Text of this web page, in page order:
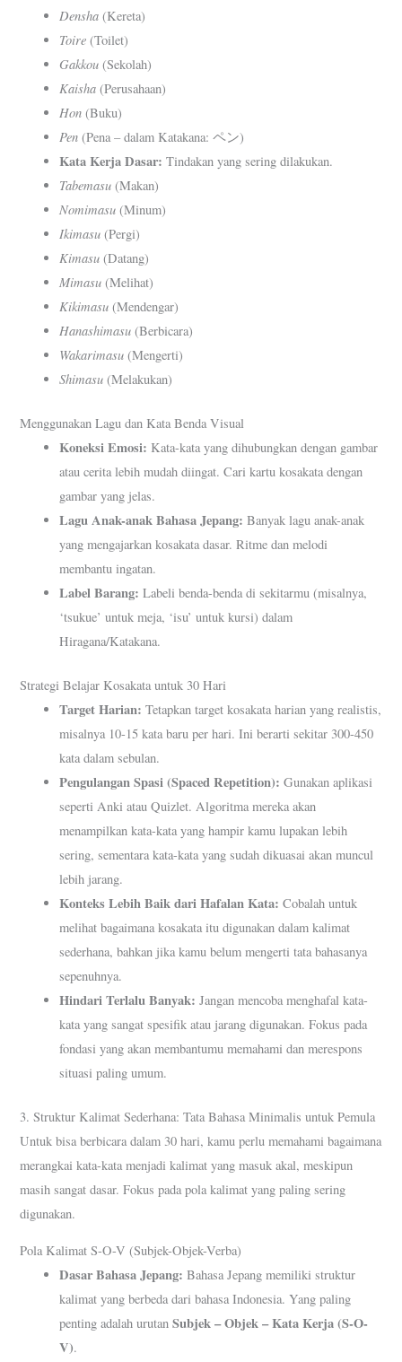
Densha (Kereta)
Toire (Toilet)
Gakkou (Sekolah)
Kaisha (Perusahaan)
Hon (Buku)
Pen (Pena – dalam Katakana: ペン)
Kata Kerja Dasar: Tindakan yang sering dilakukan.
Tabemasu (Makan)
Nomimasu (Minum)
Ikimasu (Pergi)
Kimasu (Datang)
Mimasu (Melihat)
Kikimasu (Mendengar)
Hanashimasu (Berbicara)
Wakarimasu (Mengerti)
Shimasu (Melakukan)
Menggunakan Lagu dan Kata Benda Visual
Koneksi Emosi: Kata-kata yang dihubungkan dengan gambar
atau cerita lebih mudah diingat. Cari kartu kosakata dengan
gambar yang jelas.
Lagu Anak-anak Bahasa Jepang: Banyak lagu anak-anak
yang mengajarkan kosakata dasar. Ritme dan melodi
membantu ingatan.
Label Barang: Labeli benda-benda di sekitarmu (misalnya,
‘tsukue’ untuk meja, ‘isu’ untuk kursi) dalam
Hiragana/Katakana.
Strategi Belajar Kosakata untuk 30 Hari
Target Harian: Tetapkan target kosakata harian yang realistis,
misalnya 10-15 kata baru per hari. Ini berarti sekitar 300-450
kata dalam sebulan.
Pengulangan Spasi (Spaced Repetition): Gunakan aplikasi
seperti Anki atau Quizlet. Algoritma mereka akan
menampilkan kata-kata yang hampir kamu lupakan lebih
sering, sementara kata-kata yang sudah dikuasai akan muncul
lebih jarang.
Konteks Lebih Baik dari Hafalan Kata: Cobalah untuk
melihat bagaimana kosakata itu digunakan dalam kalimat
sederhana, bahkan jika kamu belum mengerti tata bahasanya
sepenuhnya.
Hindari Terlalu Banyak: Jangan mencoba menghafal kata-
kata yang sangat spesifik atau jarang digunakan. Fokus pada
fondasi yang akan membantumu memahami dan merespons
situasi paling umum.
3. Struktur Kalimat Sederhana: Tata Bahasa Minimalis untuk Pemula
Untuk bisa berbicara dalam 30 hari, kamu perlu memahami bagaimana
merangkai kata-kata menjadi kalimat yang masuk akal, meskipun
masih sangat dasar. Fokus pada pola kalimat yang paling sering
digunakan.
Pola Kalimat S-O-V (Subjek-Objek-Verba)
Dasar Bahasa Jepang: Bahasa Jepang memiliki struktur
kalimat yang berbeda dari bahasa Indonesia. Yang paling
penting adalah urutanSubjek – Objek – Kata Kerja (S-O-
V).